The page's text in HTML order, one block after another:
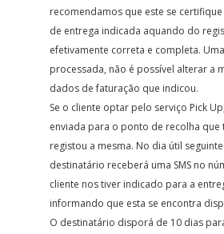
recomendamos que este se
de entrega indicada aquando do
efetivamente correta e completa.
processada, não é possível alterar a
dados de faturação que indicou.
Se o cliente optar pelo serviço Pick
enviada para o ponto de recolha
registou a mesma. No dia útil
destinatário receberá uma SMS no
cliente nos tiver indicado para a
informando que esta se encontra
O destinatário disporá de 10 dias